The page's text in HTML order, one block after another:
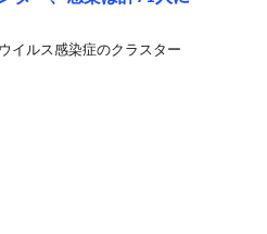
イルス感染症のクラスター